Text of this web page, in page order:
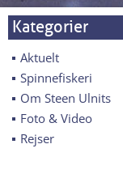
Kategorier
Aktuelt
Spinnefiskeri
Om Steen Ulnits
Foto & Video
Rejser